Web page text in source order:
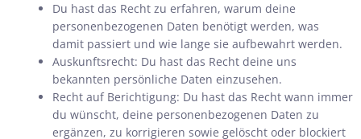
Du hast das Recht zu erfahren, warum deine
personenbezogenen Daten benötigt werden, was
damit passiert und wie lange sie aufbewahrt werden.
Auskunftsrecht: Du hast das Recht deine uns
bekannten persönliche Daten einzusehen.
Recht auf Berichtigung: Du hast das Recht wann immer
du wünscht, deine personenbezogenen Daten zu
ergänzen, zu korrigieren sowie gelöscht oder blockiert